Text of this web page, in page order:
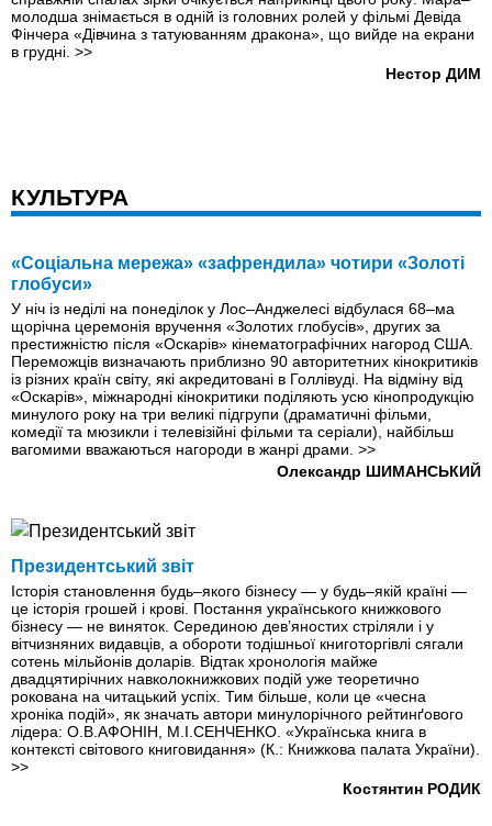
молодша знімається в одній із головних ролей у фільмі Девіда
Фінчера «Дівчина з татуюванням дракона», що вийде на екрани
в грудні. >>
Нестор ДИМ
КУЛЬТУРА
«Соціальна мережа» «зафрендила» чотири «Золоті
глобуси»
У ніч iз неділі на понеділок у Лос–Анджелесі відбулася 68–ма
щорічна церемонія вручення «Золотих глобусів», других за
престижністю після «Оскарів» кінематографічних нагород США.
Переможців визначають приблизно 90 авторитетних кінокритиків
iз різних країн світу, які акредитовані в Голлівуді. На відміну від
«Оскарів», міжнародні кінокритики поділяють усю кінопродукцію
минулого року на три великі підгрупи (драматичні фільми,
комедії та мюзикли і телевізійні фільми та серіали), найбільш
вагомими вважаються нагороди в жанрі драми. >>
Олександр ШИМАНСЬКИЙ
Президентський звіт
Історія становлення будь–якого бізнесу — у будь–якій країні —
це історія грошей і крові. Постання українського книжкового
бізнесу — не виняток. Серединою дев’яностих стріляли і у
вітчизняних видавців, а обороти тодішньої книготоргівлі сягали
сотень мільйонів доларів. Відтак хронологія майже
двадцятирічних навколокнижкових подій уже теоретично
рокована на читацький успіх. Тим більше, коли це «чесна
хроніка подій», як значать автори минулорічного рейтинґового
лідера: О.В.АФОНІН, М.І.СЕНЧЕНКО. «Українська книга в
контексті світового книговидання» (К.: Книжкова палата України).
>>
Костянтин РОДИК